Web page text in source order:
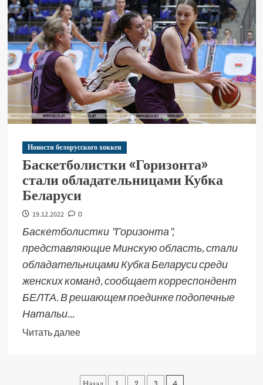
Новости белорусского хоккея
Баскетболистки «Горизонта»
стали обладательницами Кубка
Беларуси
19.12.2022 0
Баскетболистки "Горизонта",
представляющие Минскую область, стали
обладательницами Кубка Беларуси среди
женских команд, сообщает корреспондент
БЕЛТА. В решающем поединке подопечные
Натальи...
Читать далее